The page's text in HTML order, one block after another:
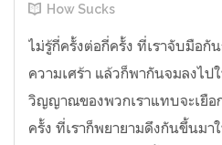
How Sucks
ไม่รู้กี่ครั้งต่อกี่ครั้ง ที่เราจับมือกั
ความเศร้า แล้วก็พากันจมลงไป
วิญญาณของพวกเราแทบจะเยื
ครั้ง ที่เราก็พยายามดึงกันขึ้นม